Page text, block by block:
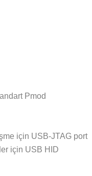
Pmod
için USB-JTAG port
için USB HID